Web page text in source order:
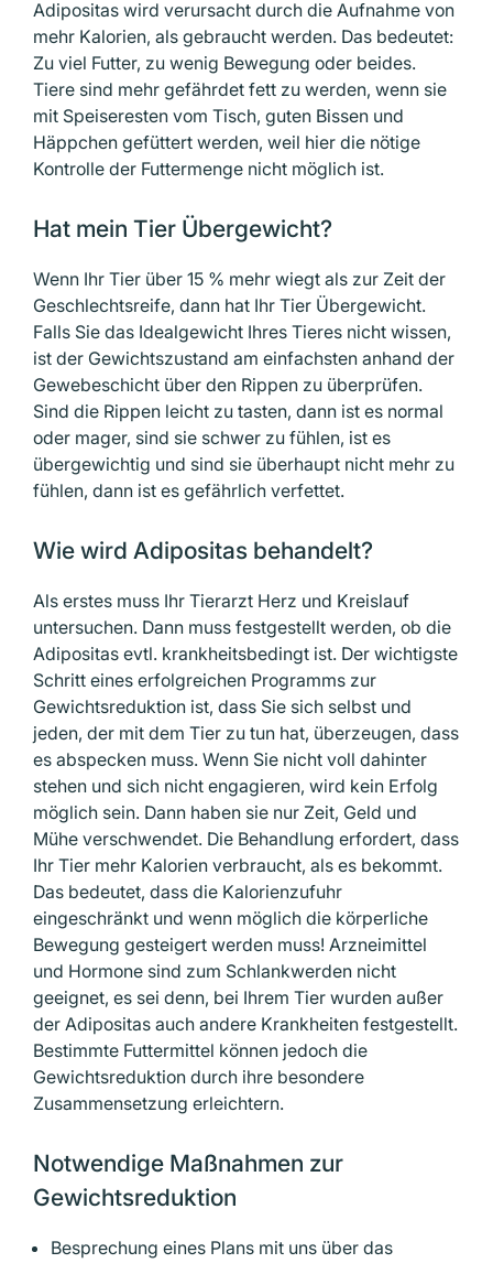
Adipositas wird verursacht durch die Aufnahme von
mehr Kalorien, als gebraucht werden. Das bedeutet:
Zu viel Futter, zu wenig Bewegung oder beides.
Tiere sind mehr gefährdet fett zu werden, wenn sie
mit Speiseresten vom Tisch, guten Bissen und
Häppchen gefüttert werden, weil hier die nötige
Kontrolle der Futtermenge nicht möglich ist.
Hat mein Tier Übergewicht?
Wenn Ihr Tier über 15 % mehr wiegt als zur Zeit der
Geschlechtsreife, dann hat Ihr Tier Übergewicht.
Falls Sie das Idealgewicht Ihres Tieres nicht wissen,
ist der Gewichts­zustand am einfachsten anhand der
Gewebeschicht über den Rippen zu über­prüfen.
Sind die Rippen leicht zu tasten, dann ist es normal
oder mager, sind sie schwer zu fühlen, ist es
übergewichtig und sind sie überhaupt nicht mehr zu
fühlen, dann ist es gefährlich verfettet.
Wie wird Adipositas behandelt?
Als erstes muss Ihr Tierarzt Herz und Kreislauf
untersuchen. Dann muss fest­gestellt werden, ob die
Adipositas evtl. krankheitsbedingt ist. Der wichtigste
Schritt eines erfolgreichen Programms zur
Gewichts­reduktion ist, dass Sie sich selbst und
jeden, der mit dem Tier zu tun hat, überzeugen, dass
es abspecken muss. Wenn Sie nicht voll dahinter
stehen und sich nicht engagieren, wird kein Erfolg
möglich sein. Dann haben sie nur Zeit, Geld und
Mühe verschwendet. Die Behandlung erfordert, dass
Ihr Tier mehr Kalorien ver­braucht, als es bekommt.
Das bedeutet, dass die Kalorienzufuhr
eingeschränkt und wenn möglich die körperliche
Bewegung gesteigert werden muss! Arzneimittel
und Hormone sind zum Schlankwerden nicht
geeignet, es sei denn, bei Ihrem Tier wurden außer
der Adipositas auch andere Krank­heiten festgestellt.
Bestimmte Futtermittel können jedoch die
Gewichtsreduktion durch ihre besondere
Zusammensetzung erleichtern.
Notwendige Maßnahmen zur
Gewichtsreduktion
Besprechung eines Plans mit uns über das